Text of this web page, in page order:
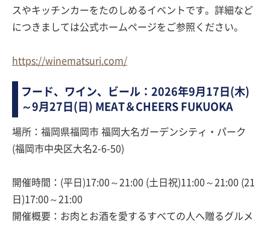
スやキッチンカーをたのしめるイベントです。詳細など
につきましては公式ホームページをご参照ください。
https://winematsuri.com/
フード、ワイン、ビール：2026年9月17日(木)
～9月27日(日) MEAT＆CHEERS FUKUOKA
場所：福岡県福岡市 福岡大名ガーデンシティ・パーク
(福岡市中央区大名2-6-50)
開催時間：(平日)17:00～21:00 (土日祝)11:00～21:00 (21
日)17:00～21:00
開催概要：お肉とお酒を愛するすべての人へ贈るグルメ